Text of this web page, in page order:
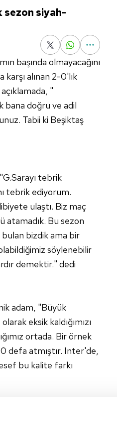
sezon siyah-
başında olmayacağını
alınan 2-0'lık
"
bana doğru ve adil
Tabii ki Beşiktaş
tebrik
tebrik ediyorum.
ulaştı. Biz maç
atamadık. Bu sezon
bizdik ama bir
söylenebilir
demektir." dedi
adam, "Büyük
eksik kaldığımızı
ortada. Bir örnek
defa atmıştır. Inter'de,
bu kalite farkı
beri çıkardığımız
boyunca 7 gün 24